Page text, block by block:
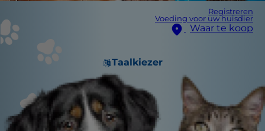
Registreren
Voeding voor uw huisdier
Waar te koop
Taalkiezer